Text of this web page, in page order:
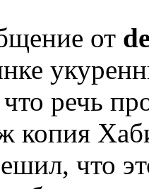
от
речь
копия
что